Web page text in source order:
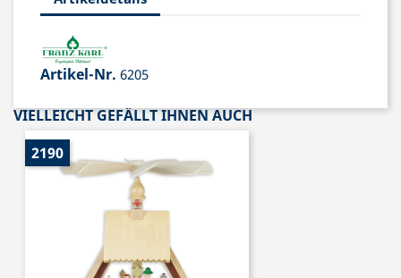
Artikel-Nr. 6205
VIELLEICHT GEFÄLLT IHNEN AUCH
2190